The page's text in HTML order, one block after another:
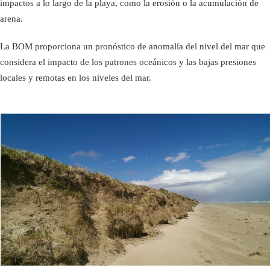
impactos a lo largo de la playa, como la erosión o la acumulación de
arena.
La BOM proporciona un pronóstico de anomalía del nivel del mar que
considera el impacto de los patrones oceánicos y las bajas presiones
locales y remotas en los niveles del mar.